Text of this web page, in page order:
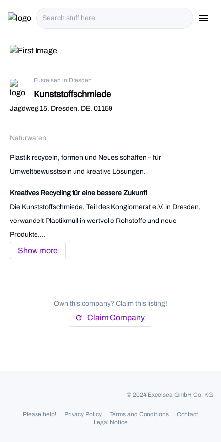
menu
Busreisen in Dresden
Kunststoffschmiede
Jagdweg 15, Dresden, DE, 01159
Naturwaren
Plastik recyceln, formen und Neues schaffen – für
Umweltbewusstsein und kreative Lösungen.
Kreatives Recycling für eine bessere Zukunft
Die Kunststoffschmiede, Teil des Konglomerat e.V. in Dresden,
verwandelt Plastikmüll in wertvolle Rohstoffe und neue
Produkte....
Show more
Own this company? Claim this listing!
refresh Claim Company
© 2024 Excelsea GmbH Co. KG
Please help! Privacy Policy Terms and Conditions
Contact
Legal Notice